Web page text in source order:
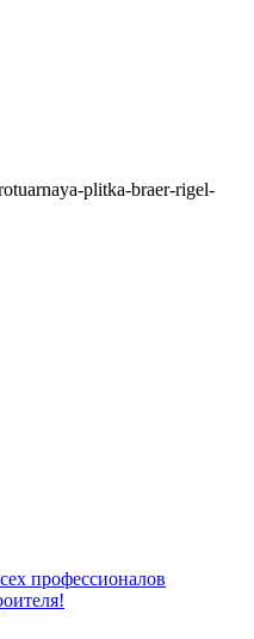
plitka-braer-rigel-
профессионалов